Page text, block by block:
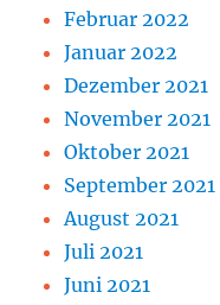
Februar 2022
Januar 2022
Dezember 2021
November 2021
Oktober 2021
September 2021
August 2021
Juli 2021
Juni 2021